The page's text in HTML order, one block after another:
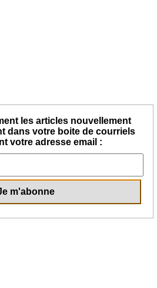
les articles nouvellement
dans votre boite de courriels
votre adresse email :